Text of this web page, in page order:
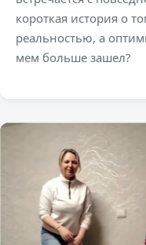
короткая история о
реальностью, а
мем больше зашел?